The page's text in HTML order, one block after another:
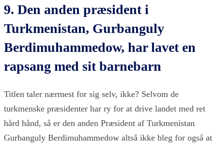
9. Den anden præsident i
Turkmenistan, Gurbanguly
Berdimuhammedow, har lavet en
rapsang med sit barnebarn
Titlen taler nærmest for sig selv, ikke? Selvom de
turkmenske præsidenter har ry for at drive landet med ret
hård hånd, så er den anden Præsident af Turkmenistan
Gurbanguly Berdimuhammedow altså ikke bleg for også at